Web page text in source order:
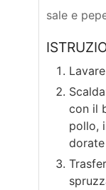
sale e
con il
pollo,